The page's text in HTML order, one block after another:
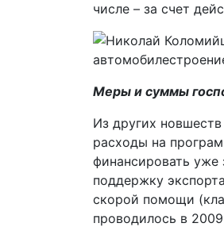
числе – за счет
Меры и суммы
Из других
расходы на
финансировать
поддержку
скорой помощи
проводилось в 2009